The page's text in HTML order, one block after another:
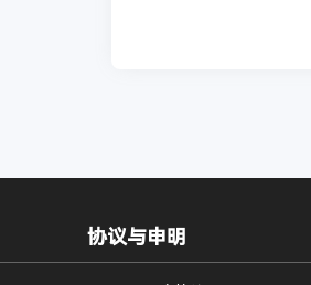
协议与申明